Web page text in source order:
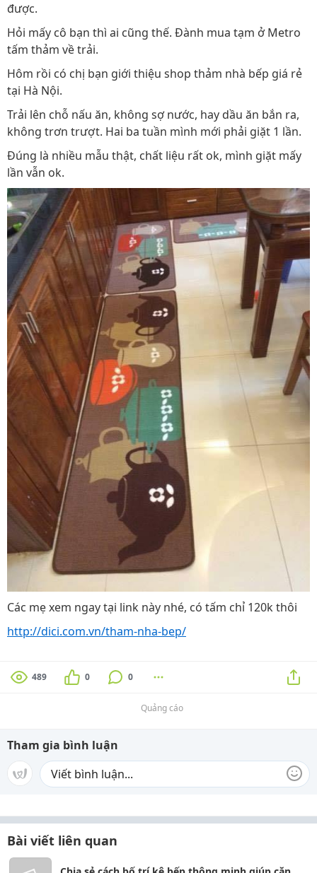
được.
Hỏi mấy cô bạn thì ai cũng thế. Đành mua tạm ở Metro
tấm thảm về trải.
Hôm rồi có chị bạn giới thiệu shop thảm nhà bếp giá rẻ
tại Hà Nội.
Trải lên chỗ nấu ăn, không sợ nước, hay dầu ăn bắn ra,
không trơn trượt. Hai ba tuần mình mới phải giặt 1 lần.
Đúng là nhiều mẫu thật, chất liệu rất ok, mình giặt mấy
lần vẫn ok.
Các mẹ xem ngay tại link này nhé, có tấm chỉ 120k thôi
http://dici.com.vn/tham-nha-bep/
489 0 0
Quảng cáo
Tham gia bình luận
Bài viết liên quan